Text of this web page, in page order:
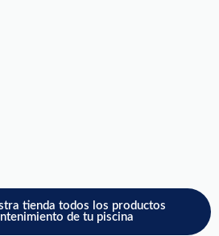
tienda todos los productos
de tu piscina